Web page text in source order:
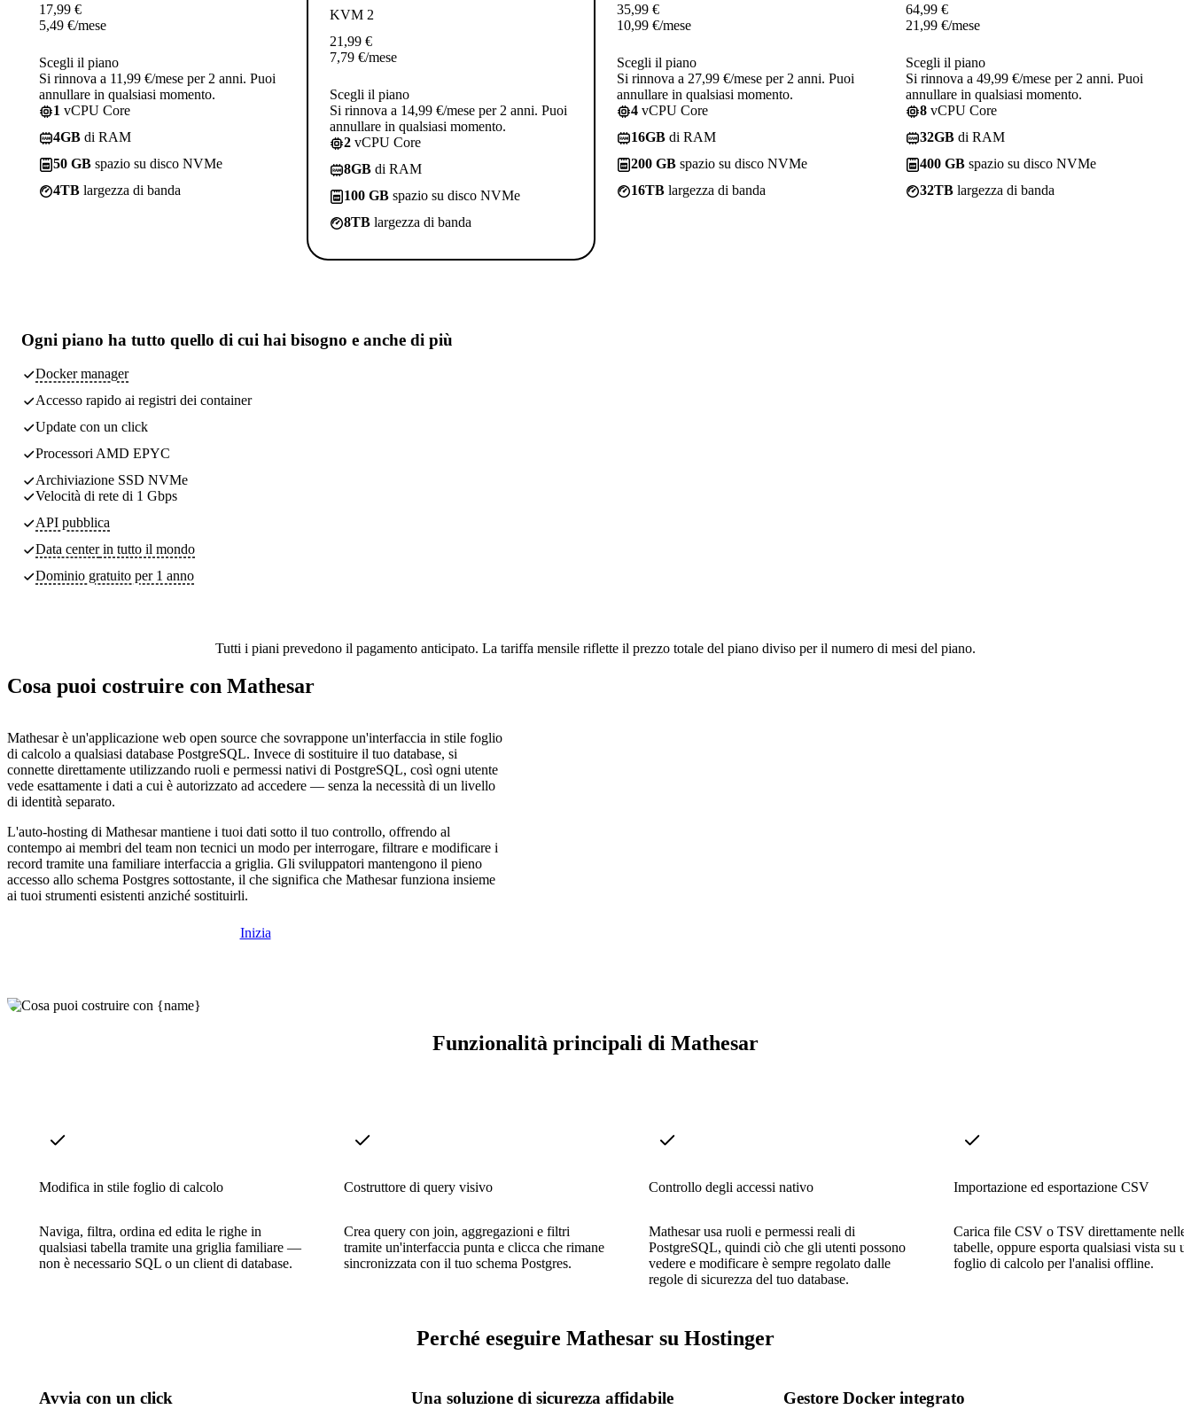
17,99 €
5,49 €/mese
Scegli il piano
Si rinnova a 11,99 €/mese per 2 anni. Puoi
annullare in qualsiasi momento.
1 vCPU Core
4GB di RAM
50 GB spazio su disco NVMe
4TB largezza di banda
KVM 2
21,99 €
7,79 €/mese
Scegli il piano
Si rinnova a 14,99 €/mese per 2 anni. Puoi
annullare in qualsiasi momento.
2 vCPU Core
8GB di RAM
100 GB spazio su disco NVMe
8TB largezza di banda
35,99 €
10,99 €/mese
Scegli il piano
Si rinnova a 27,99 €/mese per 2 anni. Puoi
annullare in qualsiasi momento.
4 vCPU Core
16GB di RAM
200 GB spazio su disco NVMe
16TB largezza di banda
64,99 €
21,99 €/mese
Scegli il piano
Si rinnova a 49,99 €/mese per 2 anni. Puoi
annullare in qualsiasi momento.
8 vCPU Core
32GB di RAM
400 GB spazio su disco NVMe
32TB largezza di banda
Ogni piano ha tutto quello di cui hai bisogno e anche di più
Docker manager
Accesso rapido ai registri dei container
Update con un click
Processori AMD EPYC
Archiviazione SSD NVMe
Velocità di rete di 1 Gbps
API pubblica
Data centerin tutto il mondo
Dominio gratuito per 1 anno
Tutti i piani prevedono il pagamento anticipato. La tariffa mensile riflette il prezzo totale del piano diviso per il numero di mesi del piano.
Cosa puoi costruire con Mathesar
Mathesar è un'applicazione web open source che sovrappone un'interfaccia in stile foglio
di calcolo a qualsiasi database PostgreSQL. Invece di sostituire il tuo database, si
connette direttamente utilizzando ruoli e permessi nativi di PostgreSQL, così ogni utente
vede esattamente i dati a cui è autorizzato ad accedere — senza la necessità di un livello
di identità separato.
L'auto-hosting di Mathesar mantiene i tuoi dati sotto il tuo controllo, offrendo al
contempo ai membri del team non tecnici un modo per interrogare, filtrare e modificare i
record tramite una familiare interfaccia a griglia. Gli sviluppatori mantengono il pieno
accesso allo schema Postgres sottostante, il che significa che Mathesar funziona insieme
ai tuoi strumenti esistenti anziché sostituirli.
Inizia
Funzionalità principali di Mathesar
Modifica in stile foglio di calcolo
Naviga, filtra, ordina ed edita le righe in
qualsiasi tabella tramite una griglia familiare —
non è necessario SQL o un client di database.
Costruttore di query visivo
Crea query con join, aggregazioni e filtri
tramite un'interfaccia punta e clicca che rimane
sincronizzata con il tuo schema Postgres.
Controllo degli accessi nativo
Mathesar usa ruoli e permessi reali di
PostgreSQL, quindi ciò che gli utenti possono
vedere e modificare è sempre regolato dalle
regole di sicurezza del tuo database.
Importazione ed esportazione CSV
Carica file CSV o TSV direttamente nelle
tabelle, oppure esporta qualsiasi vista su
foglio di calcolo per l'analisi offline.
Perché eseguire Mathesar su Hostinger
Avvia con un click Una soluzione di sicurezza affidabile Gestore Docker integrato